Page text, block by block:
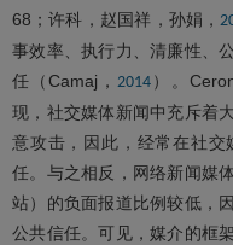
68；许科，赵国祥，孙娟，
事效率、执行力、清廉性、
任（Camaj， 2014 ）。
现，社交媒体新闻中充斥着
意攻击，因此，经常在社
任。与之相反，网络新闻媒
站）的负面报道比例较低，
公共信任。可见，媒介的框